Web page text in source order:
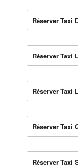
Réserver Taxi
Réserver Taxi
Réserver Taxi
Réserver Taxi
Réserver Taxi